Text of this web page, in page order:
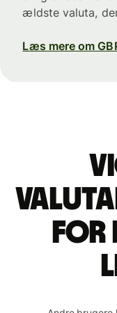
ældste valuta,
Læs mere om
for